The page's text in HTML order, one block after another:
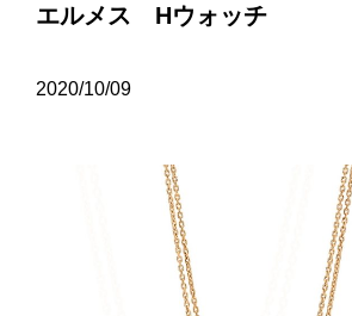
エルメス Hウォッチ
2020/10/09